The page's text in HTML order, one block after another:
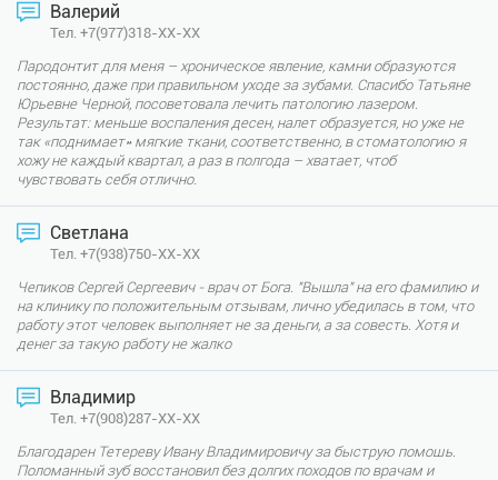
Валерий
Тел. +7(977)318-XX-XX
Пародонтит для меня – хроническое явление, камни образуются
постоянно, даже при правильном уходе за зубами. Спасибо Татьяне
Юрьевне Черной, посоветовала лечить патологию лазером.
Результат: меньше воспаления десен, налет образуется, но уже не
так «поднимает» мягкие ткани, соответственно, в стоматологию я
хожу не каждый квартал, а раз в полгода – хватает, чтоб
чувствовать себя отлично.
Светлана
Тел. +7(938)750-XX-XX
Чепиков Сергей Сергеевич - врач от Бога. "Вышла" на его фамилию и
на клинику по положительным отзывам, лично убедилась в том, что
работу этот человек выполняет не за деньги, а за совесть. Хотя и
денег за такую работу не жалко
Владимир
Тел. +7(908)287-XX-XX
Благодарен Тетереву Ивану Владимировичу за быструю помощь.
Поломанный зуб восстановил без долгих походов по врачам и